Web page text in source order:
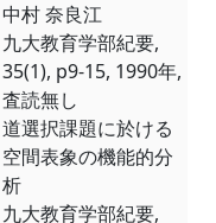
中村 奈良江
九大教育学部紀要,
35(1), p9-15, 1990年,
査読無し
道選択課題に於ける
空間表象の機能的分
析
九大教育学部紀要,